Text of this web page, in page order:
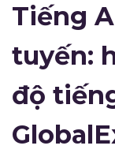
Tiếng
tuyến:
độ